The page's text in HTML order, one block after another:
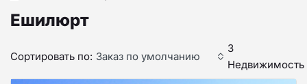
Ешилюрт
3
Недвижимость
Сортировать по: Заказ по умолчанию